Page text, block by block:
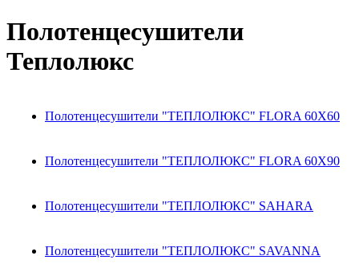
Полотенцесушители
Теплолюкс
Полотенцесушители "ТЕПЛОЛЮКС" FLORA 60Х60
Полотенцесушители "ТЕПЛОЛЮКС" FLORA 60Х90
Полотенцесушители "ТЕПЛОЛЮКС" SAHARA
Полотенцесушители "ТЕПЛОЛЮКС" SAVANNA